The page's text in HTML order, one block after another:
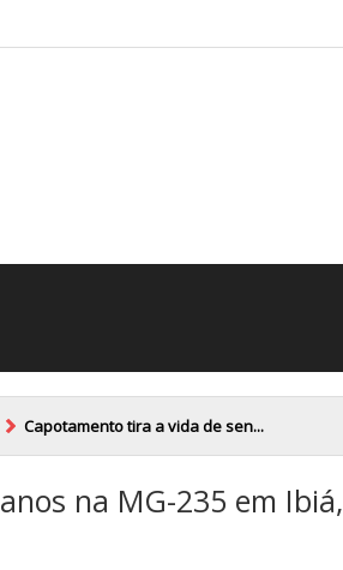
Capotamento tira a vida de sen...
na MG-235 em Ibiá,